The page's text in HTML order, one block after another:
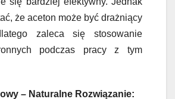
że aceton może być drażniący
zaleca się stosowanie
podczas pracy z tym
– Naturalne Rozwiązanie: